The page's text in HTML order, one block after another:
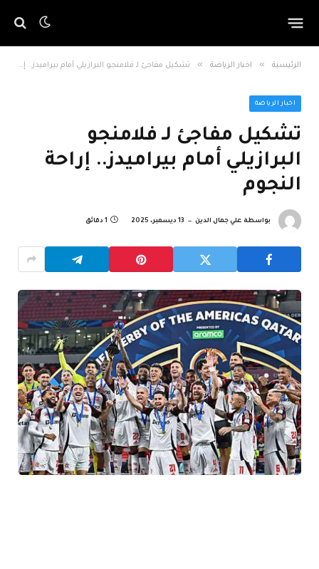
الرئيسية » اخبار الرياضة » تشكيل مفاجئ لـ فلامنجو البرازيلي أمام بيراميدز.. إراحة النجوم
اخبار الرياضة
تشكيل مفاجئ لـ فلامنجو
البرازيلي أمام بيراميدز.. إراحة
النجوم
بواسطة علي جمال الدين 13 ديسمبر، 2025 1 دقائق